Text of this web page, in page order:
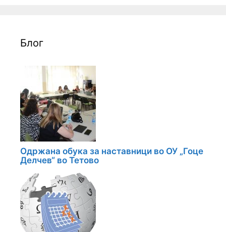
Блог
Одржана обука за наставници во ОУ „Гоце
Делчев“ во Тетово